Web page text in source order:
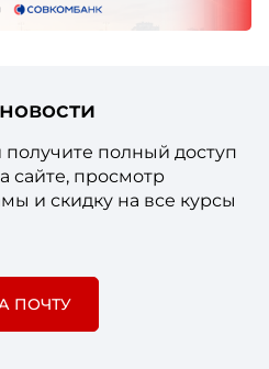
полный доступ
сайте, просмотр
и скидку на все курсы
ПОЧТУ